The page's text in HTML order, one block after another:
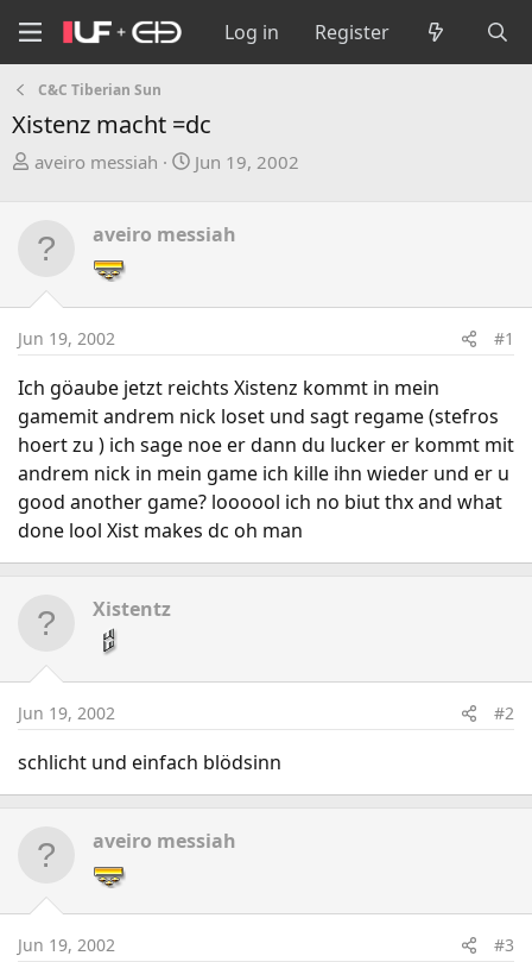
Log in Register
C&C Tiberian Sun
Xistenz macht =dc
T
e
d
t
r
t
e
r
aveiro messiah
S
r
Jun 19, 2002
aveiro messiah
Jun 19, 2002 #1
Ich göaube jetzt reichts Xistenz kommt in mein
gamemit andrem nick loset und sagt regame (stefros
hoert zu ) ich sage noe er dann du lucker er kommt mit
andrem nick in mein game ich kille ihn wieder und er u
good another game? loooool ich no biut thx and what
done lool Xist makes dc oh man
Xistentz
Jun 19, 2002 #2
schlicht und einfach blödsinn
aveiro messiah
Jun 19, 2002 #3